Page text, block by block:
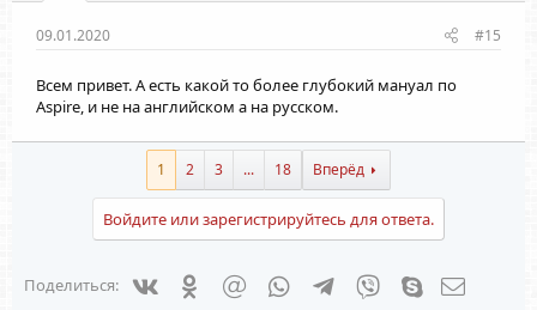
09.01.2020 #15
Всем привет. А есть какой то более глубокий мануал по
Aspire, и не на английском а на русском.
1 2 3 ... 18 Вперёд
Войдите или зарегистрируйтесь для ответа.
Поделиться: VkontakteOdnoklassniki
Mail.ru WhatsAppTelegramViber Skype